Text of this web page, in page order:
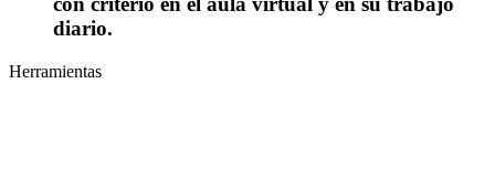
diario.
Herramientas